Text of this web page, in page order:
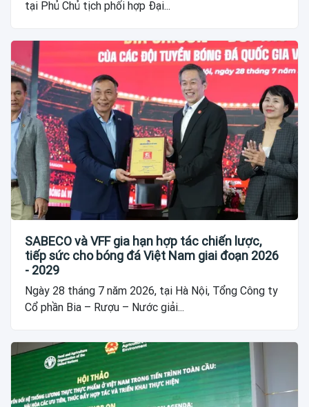
tại Phủ Chủ tịch phối hợp Đại...
SABECO và VFF gia hạn hợp tác chiến lược,
tiếp sức cho bóng đá Việt Nam giai đoạn 2026
- 2029
Ngày 28 tháng 7 năm 2026, tại Hà Nội, Tổng Công ty
Cổ phần Bia – Rượu – Nước giải...